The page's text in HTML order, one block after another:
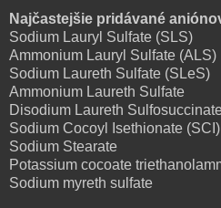
Najčastejšie pridávané
Sodium Lauryl Sulfate (SLS)
Ammonium Lauryl Sulfate (ALS)
Sodium Laureth Sulfate (SLeS)
Ammonium Laureth Sulfate
Disodium Laureth
Sodium Cocoyl Isethionate (SCI)
‌Sodium Stearate
‌Potassium cocoate
‌Sodium myreth sulfate